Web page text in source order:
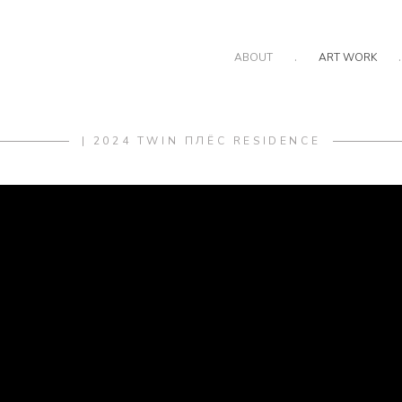
ABOUT . ART WORK .
| 2024 TWIN ПЛЁС RESIDENCE